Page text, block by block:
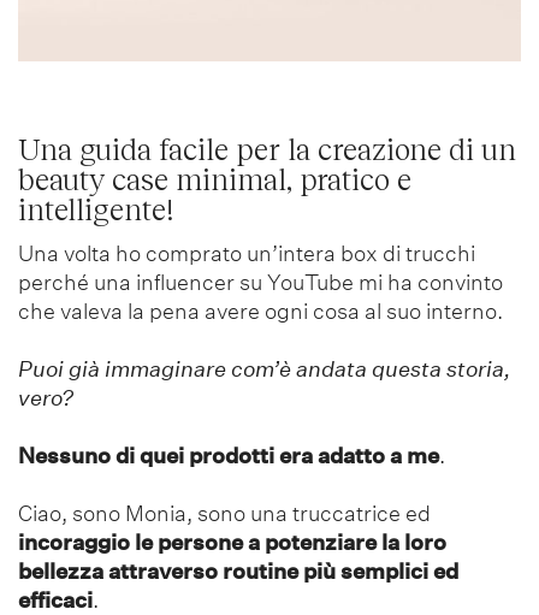
Una guida facile per la creazione di un
beauty case minimal, pratico e
intelligente!
Una volta ho comprato un’intera box di trucchi
perché una influencer su YouTube mi ha convinto
che valeva la pena avere ogni cosa al suo interno.
Puoi già immaginare com’è andata questa storia,
vero?
Nessuno di quei prodotti era adatto a me.
Ciao, sono Monia, sono una truccatrice ed
incoraggio le persone a potenziare la loro
bellezza attraverso routine più semplici ed
efficaci.